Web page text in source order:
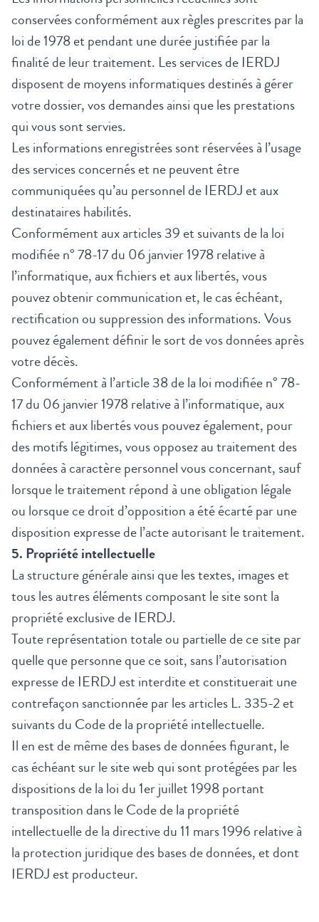
conservées conformément aux règles prescrites par la
loi de 1978 et pendant une durée justifiée par la
finalité de leur traitement. Les services de IERDJ
disposent de moyens informatiques destinés à gérer
votre dossier, vos demandes ainsi que les prestations
qui vous sont servies.
Les informations enregistrées sont réservées à l’usage
des services concernés et ne peuvent être
communiquées qu’au personnel de IERDJ et aux
destinataires habilités.
Conformément aux articles 39 et suivants de la loi
modifiée n° 78-17 du 06 janvier 1978 relative à
l’informatique, aux fichiers et aux libertés, vous
pouvez obtenir communication et, le cas échéant,
rectification ou suppression des informations. Vous
pouvez également définir le sort de vos données après
votre décès.
Conformément à l’article 38 de la loi modifiée n° 78-
17 du 06 janvier 1978 relative à l’informatique, aux
fichiers et aux libertés vous pouvez également, pour
des motifs légitimes, vous opposez au traitement des
données à caractère personnel vous concernant, sauf
lorsque le traitement répond à une obligation légale
ou lorsque ce droit d’opposition a été écarté par une
disposition expresse de l’acte autorisant le traitement.
5. Propriété intellectuelle
La structure générale ainsi que les textes, images et
tous les autres éléments composant le site sont la
propriété exclusive de IERDJ.
Toute représentation totale ou partielle de ce site par
quelle que personne que ce soit, sans l’autorisation
expresse de IERDJ est interdite et constituerait une
contrefaçon sanctionnée par les articles L. 335-2 et
suivants du Code de la propriété intellectuelle.
Il en est de même des bases de données figurant, le
cas échéant sur le site web qui sont protégées par les
dispositions de la loi du 1er juillet 1998 portant
transposition dans le Code de la propriété
intellectuelle de la directive du 11 mars 1996 relative à
la protection juridique des bases de données, et dont
IERDJ est producteur.